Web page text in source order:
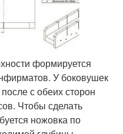
формируется
У боковушек
с обеих сторон
Чтобы сделать
ножовка по